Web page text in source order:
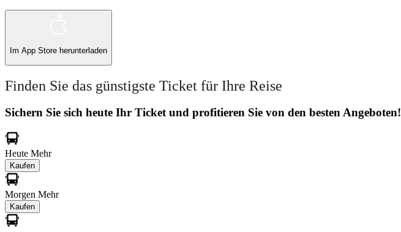
Im App Store herunterladen
Finden Sie das günstigste Ticket für Ihre Reise
Sichern Sie sich heute Ihr Ticket und profitieren Sie von den besten Angeboten!
Heute Mehr
Kaufen
Morgen Mehr
Kaufen